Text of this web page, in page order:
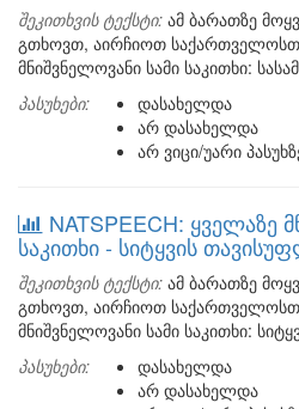
შეკითხვის ტექსტი: ამ ბარათზე
გთხოვთ, აირჩიოთ
მნიშვნელოვანი სამი საკითხი:
პასუხები:
დასახელდა
არ დასახელდა
არ ვიცი/უარი
NATSPEECH: ყველაზე
საკითხი - სიტყვის
შეკითხვის ტექსტი: ამ ბარათზე
გთხოვთ, აირჩიოთ
მნიშვნელოვანი სამი საკითხი:
პასუხები:
დასახელდა
არ დასახელდა